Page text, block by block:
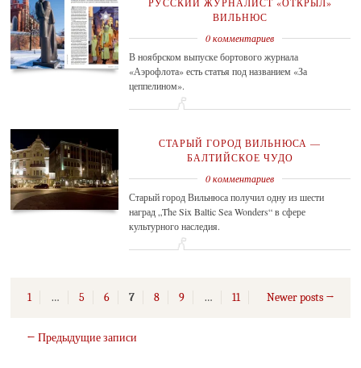
ВИЛЬНЮС
0 комментариев
В ноябрском выпуске бортового журнала
«Аэрофлота» есть статья под названием «За
цеппелином».
СТАРЫЙ ГОРОД ВИЛЬНЮСА —
БАЛТИЙСКОЕ ЧУДО
0 комментариев
Старый город Вильнюса получил одну из шести
наград „The Six Baltic Sea Wonders“ в сфере
культурного наследия.
Newer posts →
1 … 5 6 7 8 9 … 11
← Предыдущие записи